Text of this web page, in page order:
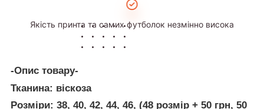
Якість принта та самих футболок незмінно висока
-Опис товару-
Тканина: віскоза
Розміри: 38, 40, 42, 44, 46, (48 розмір + 50 грн, 50